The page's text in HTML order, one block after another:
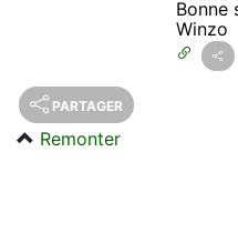
Bonne
Winzo
PARTAGER
Remonter